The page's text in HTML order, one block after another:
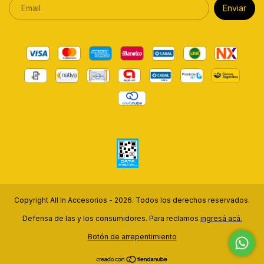
Copyright All In Accesorios - 2026. Todos los derechos reservados.
Defensa de las y los consumidores. Para reclamos ingresá acá.
Botón de arrepentimiento